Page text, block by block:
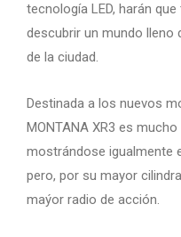
tecnología LED, harán
descubrir un mundo
de la ciudad.
Destinada a los nuevos
MONTANA XR3 es
mostrándose igualmente
pero, por su mayor
maýor radio de acción.